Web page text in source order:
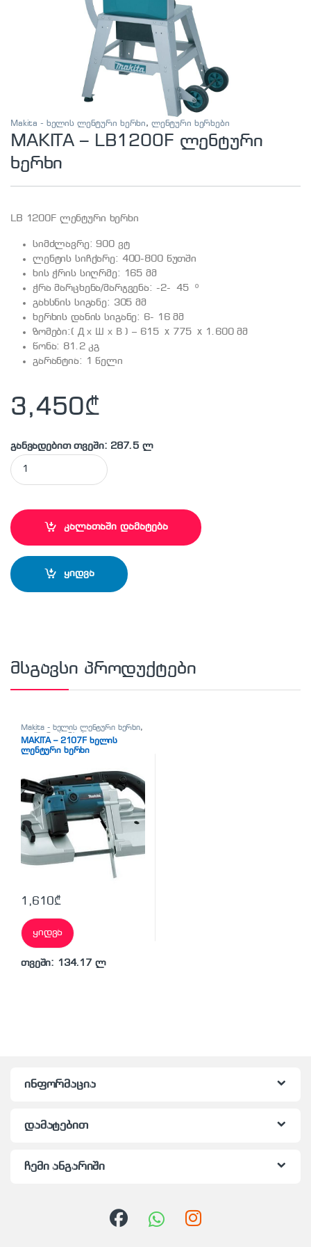
Makita - ხელის ლენტური ხერხი, ლენტური ხერხები
MAKITA – LB1200F ლენტური
ხერხი
LB 1200F ლენტური ხერხი
სიმძლავრე: 900 ვტ
ლენტის სიჩქარე: 400-800 წუთში
ხის ჭრის სიღრმე: 165 მმ
ჭრა მარცხენა/მარჯვენა: -2- 45 º
გახსნის სიგანე: 305 მმ
ხერხის დანის სიგანე: 6- 16 მმ
ზომები:( Д х Ш х В ) – 615 x 775 x 1.600 მმ
წონა: 81.2 კგ
გარანტია: 1 წელი
3,450₾
განვადებით თვეში: 287.5 ლ
MAKITA - LB1200F ლენტური ხერხი quantity
კალათაში დამატება
ყიდვა
მსგავსი პროდუქტები
Makita - ხელის ლენტური ხერხი,
ლენტური ხერხები
MAKITA – 2107F ხელის
ლენტური ხერხი
1,610₾
ყიდვა
თვეში: 134.17 ლ
ინფორმაცია
დამატებით
ჩემი ანგარიში